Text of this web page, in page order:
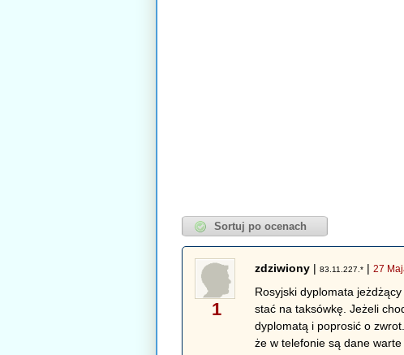
1
zdziwiony |83.11.227.* |27
Rosyjski dyplomata
stać na taksówkę. Jeżeli
dyplomatą i poprosić o
że w telefonie są dane